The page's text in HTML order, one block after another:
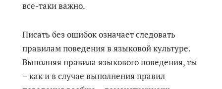
все-таки важно.
Писать без ошибок означает следовать
правилам поведения в языковой культуре.
Выполняя правила языкового поведения, ты
– как и в случае выполнения правил